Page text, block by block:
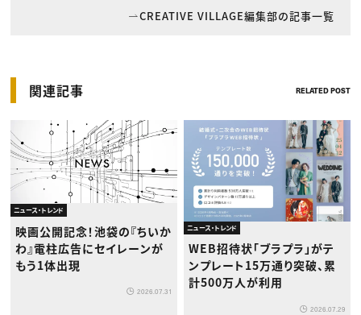
CREATIVE VILLAGE編集部の記事一覧
関連記事 RELATED POST
ニュース・トレンド
映画公開記念！池袋の『ちいか
わ』電柱広告にセイレーンが
もう1体出現
2026.07.31
ニュース・トレンド
WEB招待状「ブラプラ」がテ
ンプレート15万通り突破、累
計500万人が利用
2026.07.29